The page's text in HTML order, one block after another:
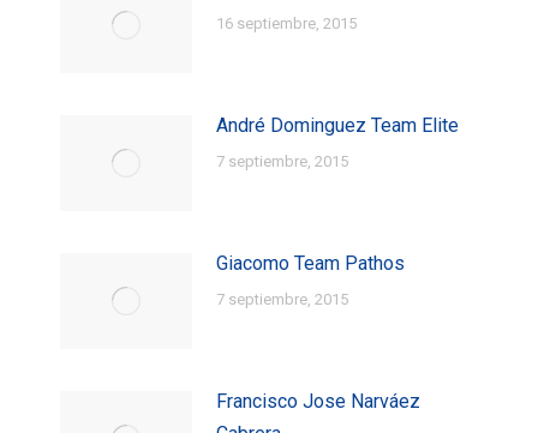
16 septiembre, 2015
André Dominguez Team Elite
7 septiembre, 2015
Giacomo Team Pathos
7 septiembre, 2015
Francisco Jose Narváez